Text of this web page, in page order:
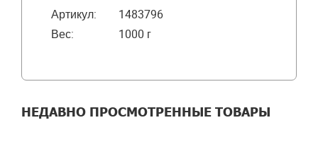
Артикул:
1483796
Вес:
1000 г
НЕДАВНО ПРОСМОТРЕННЫЕ ТОВАРЫ